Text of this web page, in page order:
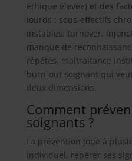
éthique élevée) et des
lourds : sous-effectifs
instables, turnover,
manque de
répétés, maltraitance
burn-out soignant qui
deux dimensions.
Comment
soignants ?
La prévention joue à
individuel, repérer ses